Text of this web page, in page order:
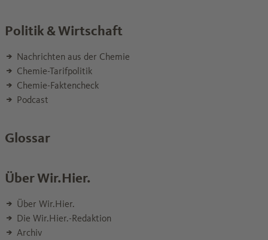
Politik & Wirtschaft
Nachrichten aus der Chemie
Chemie-Tarifpolitik
Chemie-Faktencheck
Podcast
Glossar
Über Wir.Hier.
Über Wir.Hier.
Die Wir.Hier.-Redaktion
Archiv